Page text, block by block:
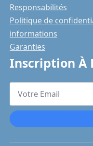
Responsabilités
Politique de
informations
Garanties
Inscription À
Votre
Email